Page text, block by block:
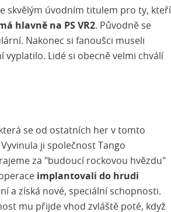
skvělým úvodním titulem pro ty, kteří
hlavně na PS VR2. Původně se
Nakonec si fanoušci museli
vyplatilo. Lidé si obecně velmi chválí
se od ostatních her v tomto
ji společnost Tango
za "budoucí rockovou hvězdu"
implantovali do hrudi
a získá nové, speciální schopnosti.
mu přijde vhod zvláště poté, když